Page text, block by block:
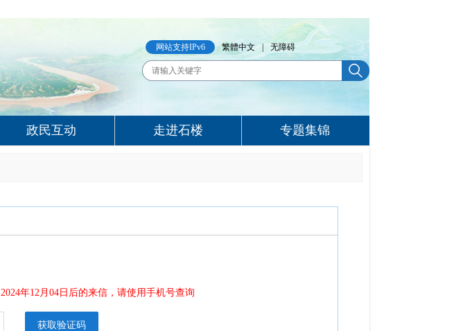
网站支持IPv6 繁體中文 无障碍
政民互动 走进石楼 专题集锦
年12月04日后的来信，请使用手机号查询
获取验证码